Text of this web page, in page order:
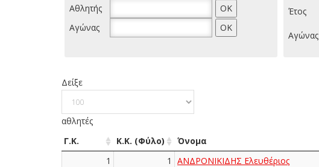
Αθλητής
Αγώνας
Έτος
Αγώνας
Δείξε
αθλητές
Γ.Κ. Κ.Κ. (Φύλο) Όνομα
1
1 ΑΝΔΡΟΝΙΚΙΔΗΣ Ελευθέριος